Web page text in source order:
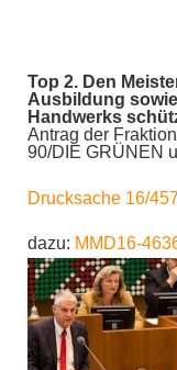
Top 2. Den
Ausbildung
Handwerks
Antrag der
90/DIE GRÜNEN
Drucksache 16/
dazu: MMD16-